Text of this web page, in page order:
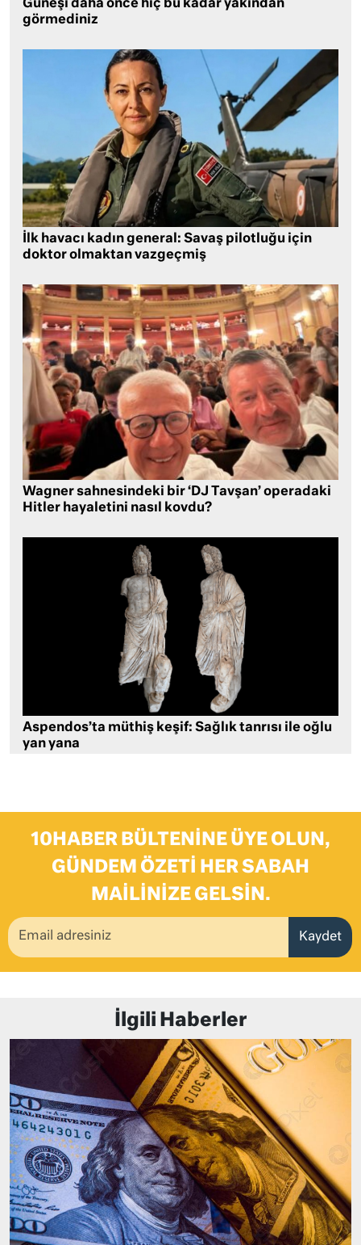
Güneşi daha önce hiç bu kadar yakından
görmediniz
İlk havacı kadın general: Savaş pilotluğu için
doktor olmaktan vazgeçmiş
Wagner sahnesindeki bir ‘DJ Tavşan’ operadaki
Hitler hayaletini nasıl kovdu?
Aspendos’ta müthiş keşif: Sağlık tanrısı ile oğlu
yan yana
10HABER BÜLTENINE ÜYE OLUN,
GÜNDEM ÖZETI HER SABAH
MAILINIZE GELSIN.
Kaydet
İlgili Haberler